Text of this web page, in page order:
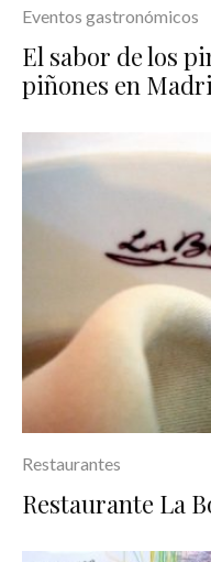
Eventos gastronómicos
El sabor de los
piñones en
Restaurantes
Restaurante La